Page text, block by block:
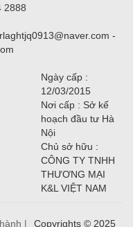
2888
-
Ngày cấp :
12/03/2015
Nơi cấp : Sở kế
hoạch đầu tư Hà
Nội
Chủ sở hữu :
CÔNG TY TNHH
THƯƠNG MẠI
K&L VIỆT NAM
| Copyrights © 2025